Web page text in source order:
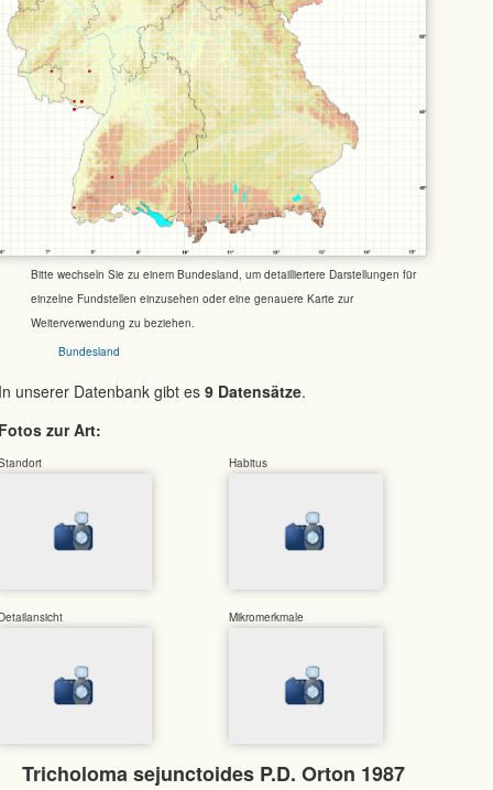
Bitte wechseln Sie zu einem Bundesland, um detailliertere Darstellungen für
einzelne Fundstellen einzusehen oder eine genauere Karte zur
Weiterverwendung zu beziehen.
Bundesland
unserer Datenbank gibt es 9 Datensätze.
zur Art:
Habitus
Mikromerkmale
Tricholoma sejunctoides P.D. Orton 1987